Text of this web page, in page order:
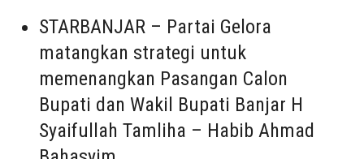
STARBANJAR – Partai Gelora
matangkan strategi untuk
memenangkan Pasangan Calon
Bupati dan Wakil Bupati Banjar H
Syaifullah Tamliha – Habib Ahmad